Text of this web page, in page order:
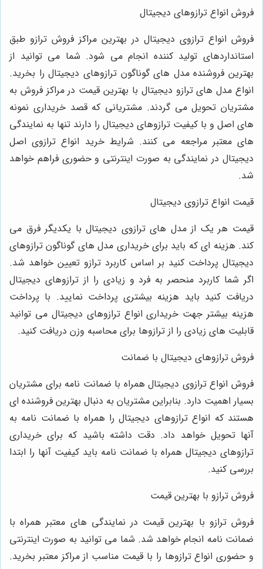
فروش انواع ترازوهای دیجیتال
فروش انواع ترازوی دیجیتال در بهترین مراکز فروش ترازو طبق
استانداردهای تولید کننده انجام می ‌شود. شما می ‌توانید از
بهترین فروشنده مدل ‌های گوناگون ترازوهای دیجیتال را بخرید.
انواع مدل‌ های ترازو دیجیتال با بهترین قیمت در مراکز فروش به
مشتریان تحویل می‌ گردند. مشتریانی که قصد خریداری نمونه‌
های اصل و با کیفیت ترازوهای دیجیتال را دارند تنها به نمایندگی‌
های معتبر مراجعه می ‌کنند. شرایط خرید انواع ترازوی اصل
دیجیتال در نمایندگی به صورت اینترنتی و حضوری فراهم خواهد
شد.
قیمت انواع ترازوی دیجیتال
قیمت هر یک از مدل ‌های ترازوی دیجیتال با یکدیگر فرق می
‌کند. هزینه ‌ای که باید برای خریداری مدل‌ های گوناگون ترازوهای
دیجیتال پرداخت کنید بر اساس کاربرد ترازو تعیین خواهد شد.
اگر شما کاربرد منحصر به فرد و زیادی را از ترازوهای دیجیتال
دریافت کنید باید هزینه بیشتری پرداخت نمایید. با پرداخت
هزینه بیشتر جهت خریداری انواع ترازوهای دیجیتال می ‌توانید
قابلیت ‌های زیادی را از ترازوها برای محاسبه وزن دریافت کنید.
فروش ترازوهای دیجیتال با ضمانت
فروش انواع ترازوی دیجیتال همراه با ضمانت نامه برای مشتریان
بسیار اهمیت دارد. بنابراین مشتریان به دنبال بهترین فروشنده ‌ای
هستند که انواع ترازوهای دیجیتال را همراه با ضمانت نامه به
آنها تحویل خواهد داد. دقت داشته باشید که برای خریداری
ترازوهای دیجیتال همراه با ضمانت نامه باید کیفیت آنها را ابتدا
بررسی کنید.
فروش ترازو با بهترین قیمت
فروش ترازو با بهترین قیمت در نمایندگی‌ های معتبر همراه با
ضمانت نامه انجام خواهد شد. شما می ‌توانید به صورت اینترنتی
و حضوری انواع ترازوها را با قیمت مناسب از مراکز معتبر بخرید.